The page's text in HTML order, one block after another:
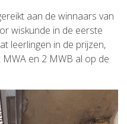
aan de winnaars van
wiskunde in de eerste
leerlingen in de prijzen,
en 2 MWB al op de